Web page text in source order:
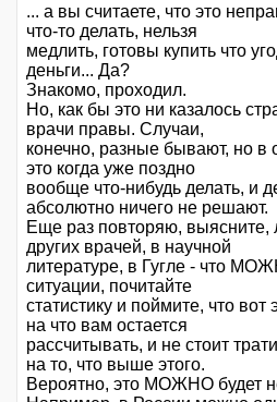
... а вы считаете, что это
что-то делать, нельзя
медлить, готовы купить что
деньги... Да?
Знакомо, проходил.
Но, как бы это ни казалось
врачи правы. Случаи,
конечно, разные бывают, но в
это когда уже поздно
вообще что-нибудь делать, и
абсолютно ничего не решают.
Еще раз повторяю,
других врачей, в научной
литературе, в Гугле - что
ситуации, почитайте
статистику и поймите, что
на что вам остается
рассчитывать, и не стоит
на то, что выше этого.
Вероятно, это МОЖНО будет